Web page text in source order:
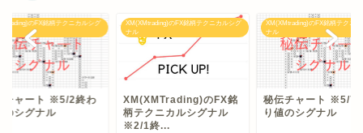
のFX銘柄テクニカルシグ
チャート ※5/2終わ
のシグナル
XM(XMtrading)のFX銘柄テクニカルシグ
ナル
XM(XMTrading)のFX銘
柄テクニカルシグナル
※2/1終...
XM(XMtrading)のFX銘柄テクニ
ナル
秘伝チャート ※5/7
り値のシグナル